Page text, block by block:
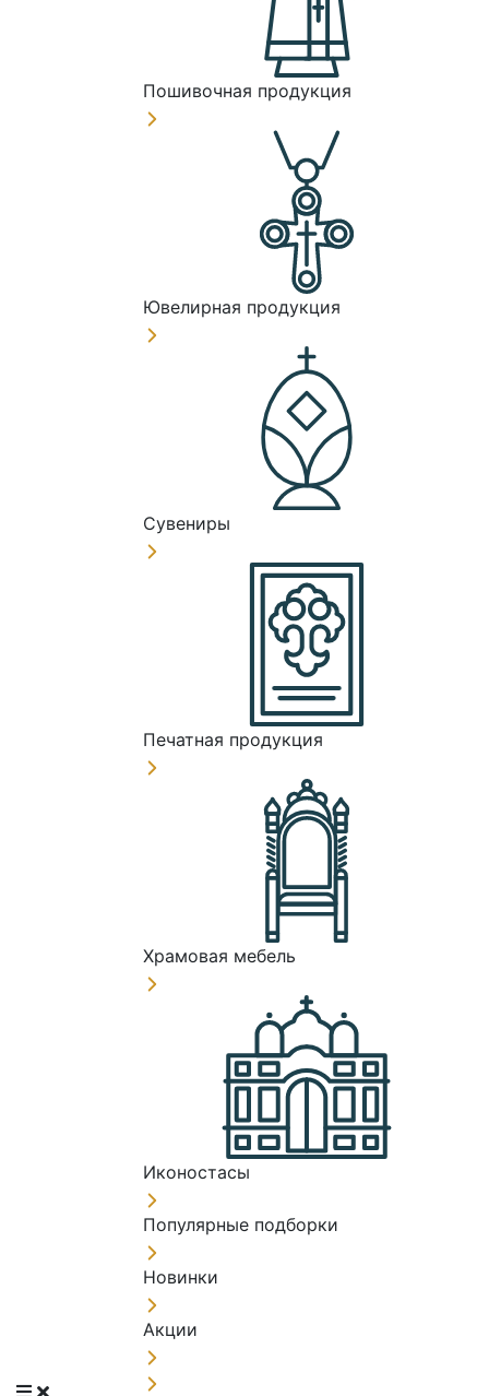
Пошивочная продукция
Ювелирная продукция
Сувениры
Печатная продукция
Храмовая мебель
Иконостасы
Популярные подборки
Новинки
Акции